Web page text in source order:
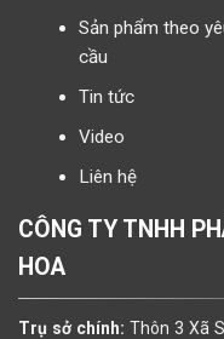
Sản phẩm theo
cầu
Tin tức
Video
Liên hệ
CÔNG TY TNHH
HOA
Trụ sở chính: Thôn 3 Xã